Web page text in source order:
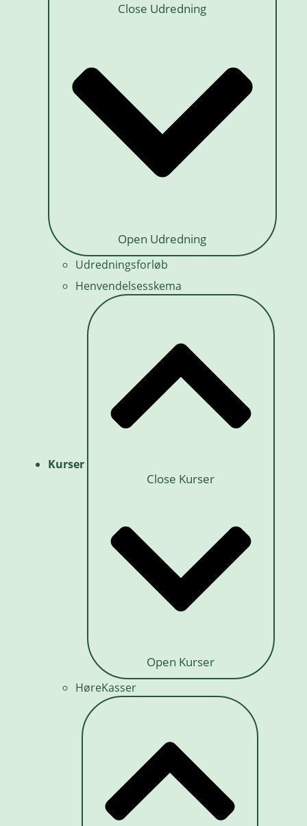
Close Udredning
Open Udredning
Udredningsforløb
Henvendelsesskema
Kurser
Close Kurser
Open Kurser
HøreKasser